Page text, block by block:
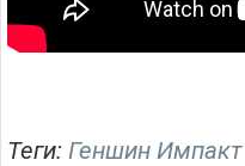
Теги: Геншин Импакт